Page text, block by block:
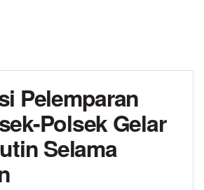
Pelemparan
Polsek Gelar
Selama